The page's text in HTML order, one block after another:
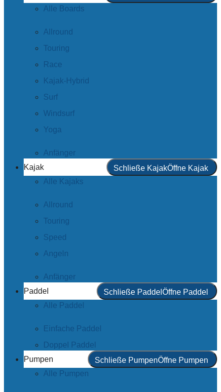
Alle Boards
Allround
Touring
Race
Kajak-Hybrid
Surf
Windsurf
Yoga
Anfänger
Kajak
Schließe KajakÖffne Kajak
Alle Kajaks
Allround
Touring
Speed
Angeln
Anfänger
Paddel
Schließe Paddel Öffne Paddel
Alle Paddel
Einfache Paddel
Doppel Paddel
Pumpen
Schließe PumpenÖffne Pumpen
Alle Pumpen